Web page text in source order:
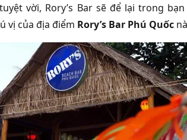
vời, Rory’s Bar sẽ để lại trong
vị của địa điểm Rory’s Bar Phú Quốc